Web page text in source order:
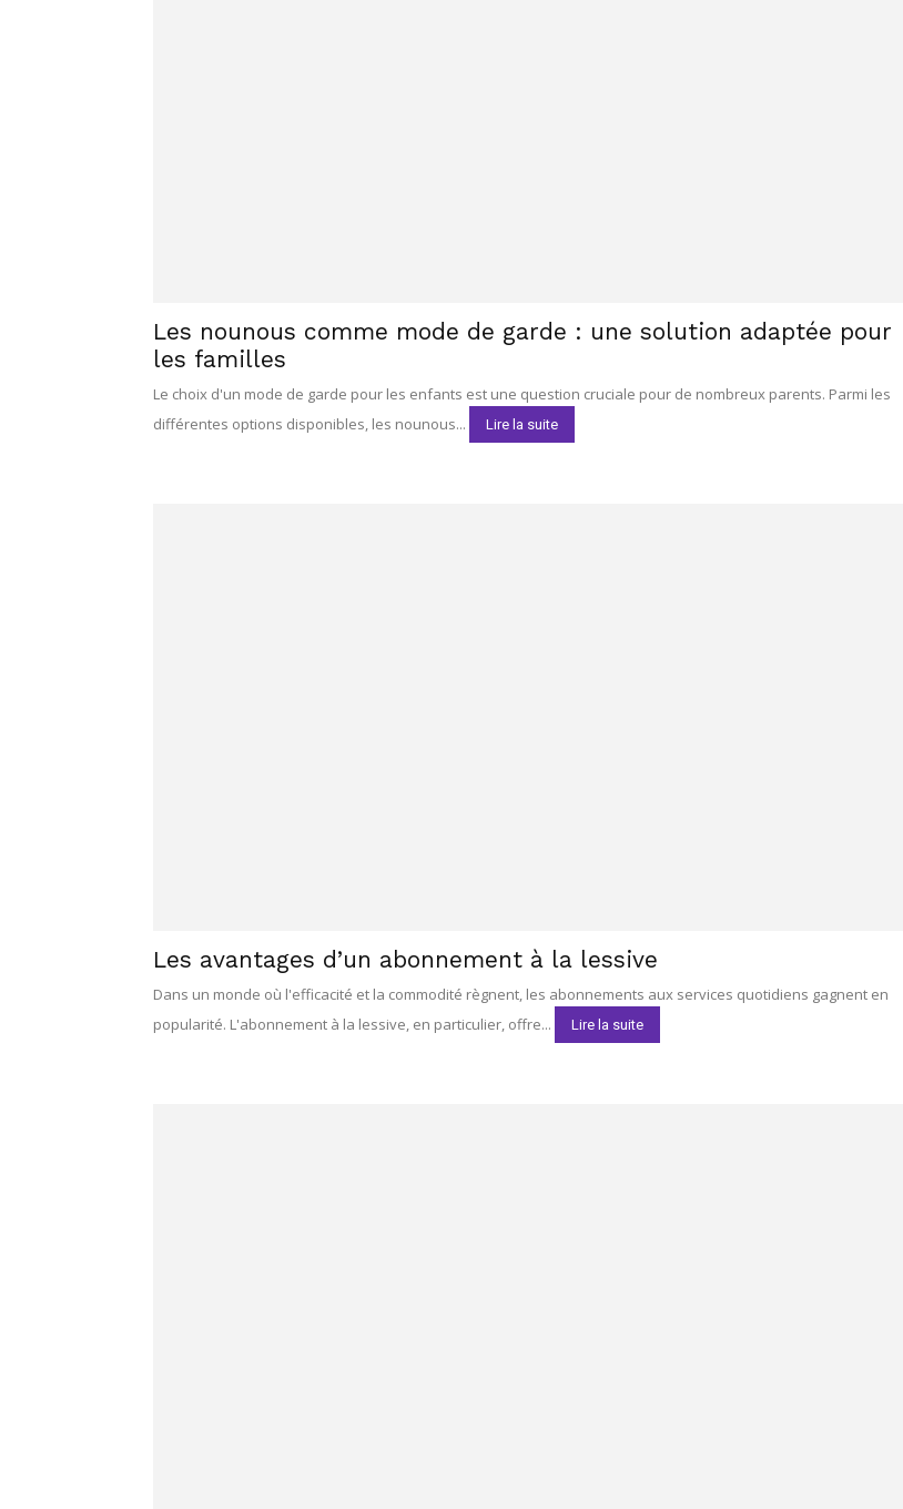
Les nounous comme mode de garde : une solution adaptée pour
les familles
Le choix d'un mode de garde pour les enfants est une question cruciale pour de nombreux parents. Parmi les
différentes options disponibles, les nounous...
Lire la suite
Les avantages d’un abonnement à la lessive
Dans un monde où l'efficacité et la commodité règnent, les abonnements aux services quotidiens gagnent en
popularité. L'abonnement à la lessive, en particulier, offre...
Lire la suite